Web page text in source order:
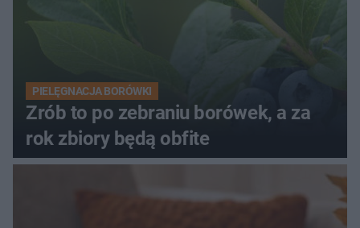
PIELĘGNACJA BORÓWKI
Zrób to po zebraniu borówek, a za
rok zbiory będą obfite